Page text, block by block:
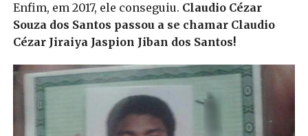
Enfim, em 2017, ele conseguiu. Claudio Cézar
Souza dos Santos passou a se chamar Claudio
Cézar Jiraiya Jaspion Jiban dos Santos!